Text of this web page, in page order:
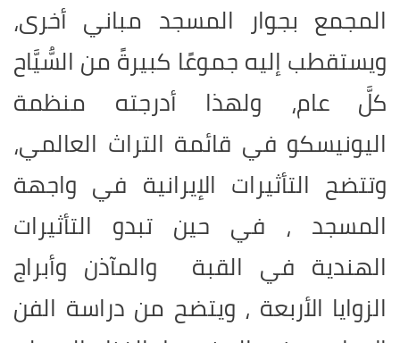
المجمع بجوار المسجد مباني أخرى،
ويستقطب إليه جموعًا كبيرةً من السُّيَّاح
كلَّ عام، ولهذا أدرجته منظمة
اليونيسكو في قائمة التراث العالمي،
وتتضح التأثيرات الإيرانية في واجهة
المسجد ، في حين تبدو التأثيرات
الهندية في القبة والمآذن وأبراج
الزوايا الأربعة ، ويتضح من دراسة الفن